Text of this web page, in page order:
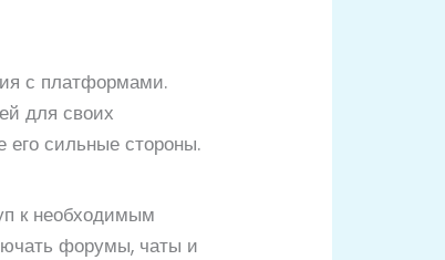
с платформами.
для своих
его сильные стороны.
к необходимым
форумы, чаты и